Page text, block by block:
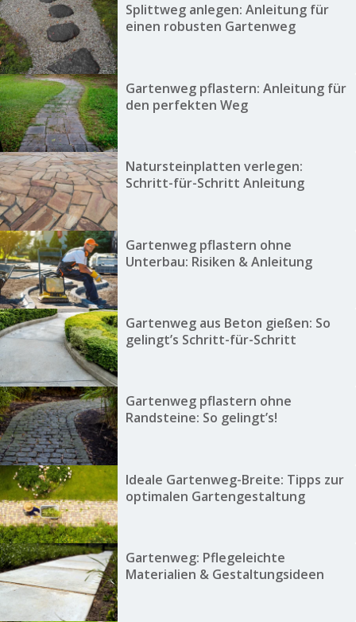
Splittweg anlegen: Anleitung für
einen robusten Gartenweg
Gartenweg pflastern: Anleitung für
den perfekten Weg
Natursteinplatten verlegen:
Schritt-für-Schritt Anleitung
Gartenweg pflastern ohne
Unterbau: Risiken & Anleitung
Gartenweg aus Beton gießen: So
gelingt’s Schritt-für-Schritt
Gartenweg pflastern ohne
Randsteine: So gelingt’s!
Ideale Gartenweg-Breite: Tipps zur
optimalen Gartengestaltung
Gartenweg: Pflegeleichte
Materialien & Gestaltungsideen